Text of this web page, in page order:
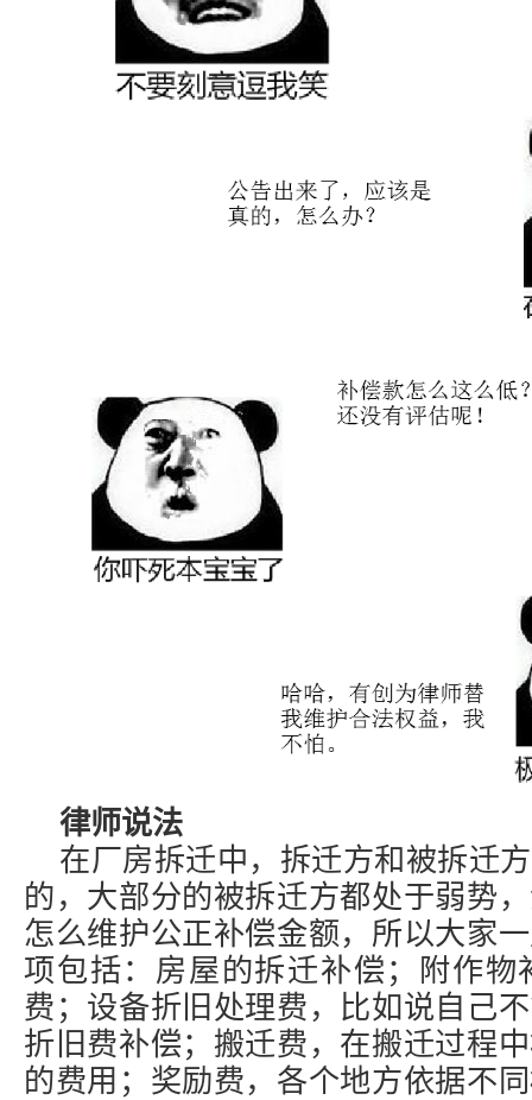
律师说法
在厂房拆迁中，拆迁方和被拆迁
的，大部分的被拆迁方都处于弱势
怎么维护公正补偿金额，所以大家
项包括：房屋的拆迁补偿；附作物
费；设备折旧处理费，比如说自己
折旧费补偿；搬迁费，在搬迁过程
的费用；奖励费，各个地方依据不